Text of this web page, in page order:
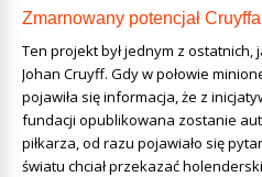
Zmarnowany potencjał Cruyffa
Ten projekt był jednym z ostatnich,
Johan Cruyff. Gdy w połowie
pojawiła się informacja, że z
fundacji opublikowana zostanie
piłkarza, od razu pojawiało się
światu chciał przekazać